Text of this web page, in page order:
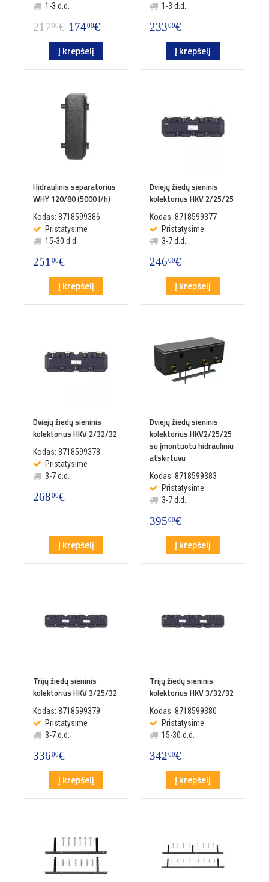
1-3 d.d.
21700€ 17400€
Į krepšelį
1-3 d.d.
23300€
Į krepšelį
Hidraulinis separatorius
WHY 120/80 (5000 l/h)
Kodas: 8718599386
Pristatysime
15-30 d.d.
25100€
Į krepšelį
Dviejų žiedų sieninis
kolektorius HKV 2/25/25
Kodas: 8718599377
Pristatysime
3-7 d.d.
24600€
Į krepšelį
Dviejų žiedų sieninis
kolektorius HKV 2/32/32
Kodas: 8718599378
Pristatysime
3-7 d.d.
26800€
Į krepšelį
Dviejų žiedų sieninis
kolektorius HKV2/25/25
su įmontuotu hidrauliniu
atskirtuvu
Kodas: 8718599383
Pristatysime
3-7 d.d.
39500€
Į krepšelį
Trijų žiedų sieninis
kolektorius HKV 3/25/32
Kodas: 8718599379
Pristatysime
3-7 d.d.
33600€
Į krepšelį
Trijų žiedų sieninis
kolektorius HKV 3/32/32
Kodas: 8718599380
Pristatysime
15-30 d.d.
34200€
Į krepšelį